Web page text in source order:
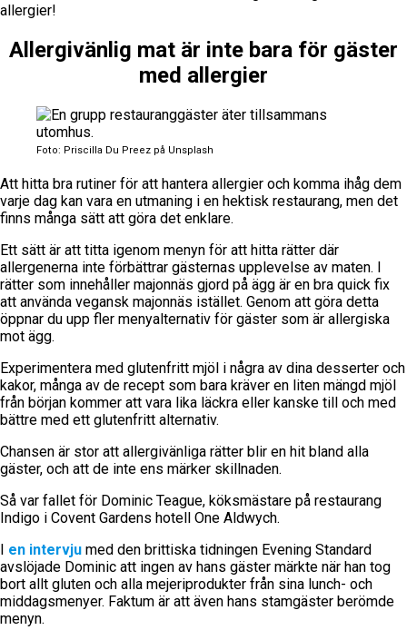
allergier!
Allergivänlig mat är inte bara för gäster
med allergier
Foto: Priscilla Du Preez på Unsplash
Att hitta bra rutiner för att hantera allergier och komma ihåg dem
varje dag kan vara en utmaning i en hektisk restaurang, men det
finns många sätt att göra det enklare.
Ett sätt är att titta igenom menyn för att hitta rätter där
allergenerna inte förbättrar gästernas upplevelse av maten. I
rätter som innehåller majonnäs gjord på ägg är en bra quick fix
att använda vegansk majonnäs istället. Genom att göra detta
öppnar du upp fler menyalternativ för gäster som är allergiska
mot ägg.
Experimentera med glutenfritt mjöl i några av dina desserter och
kakor, många av de recept som bara kräver en liten mängd mjöl
från början kommer att vara lika läckra eller kanske till och med
bättre med ett glutenfritt alternativ.
Chansen är stor att allergivänliga rätter blir en hit bland alla
gäster, och att de inte ens märker skillnaden.
Så var fallet för Dominic Teague, köksmästare på restaurang
Indigo i Covent Gardens hotell One Aldwych.
I en intervju med den brittiska tidningen Evening Standard
avslöjade Dominic att ingen av hans gäster märkte när han tog
bort allt gluten och alla mejeriprodukter från sina lunch- och
middagsmenyer. Faktum är att även hans stamgäster berömde
menyn.